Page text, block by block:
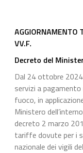
AGGIORNAMENTO
VV.F.
Decreto del
Dal 24 ottobre
servizi a pagamento
fuoco, in
Ministero
decreto 2 marzo
tariffe dovute per i
nazionale dei vigili